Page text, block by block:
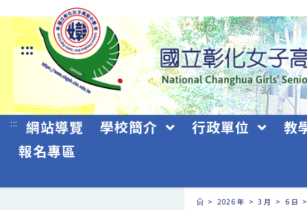
跳
要
:::
::: 網站導覽 學校簡介 行政單位
教
報名專區
> 2026 年 > 3 月 > 6 日